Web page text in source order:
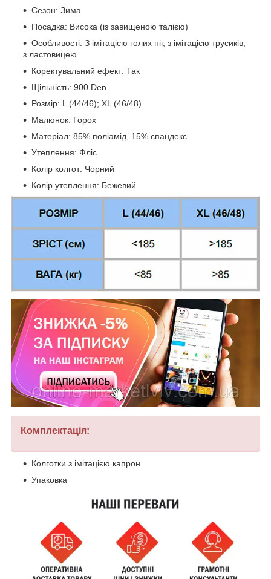
Сезон: Зима
Посадка: Висока (із завищеною талією)
Особливості: З імітацією голих ніг, з імітацією трусиків,
з ластовицею
Коректувальний ефект: Так
Щільність: 900 Den
Розмір: L (44/46); XL (46/48)
Малюнок: Горох
Матеріал: 85% поліамід, 15% спандекс
Утеплення: Фліс
Колір колгот: Чорний
Колір утеплення: Бежевий
Комплектація:
Колготки з імітацією капрон
Упаковка